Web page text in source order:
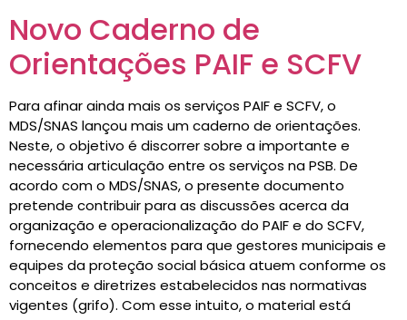
Novo Caderno de
Orientações PAIF e SCFV
Para afinar ainda mais os serviços PAIF e SCFV, o
MDS/SNAS lançou mais um caderno de orientações.
Neste, o objetivo é discorrer sobre a importante e
necessária articulação entre os serviços na PSB. De
acordo com o MDS/SNAS, o presente documento
pretende contribuir para as discussões acerca da
organização e operacionalização do PAIF e do SCFV,
fornecendo elementos para que gestores municipais e
equipes da proteção social básica atuem conforme os
conceitos e diretrizes estabelecidos nas normativas
vigentes (grifo). Com esse intuito, o material está